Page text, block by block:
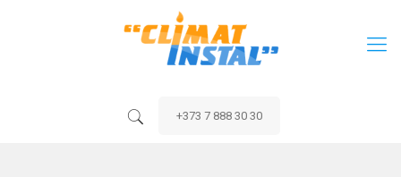
+373 7 888 30 30